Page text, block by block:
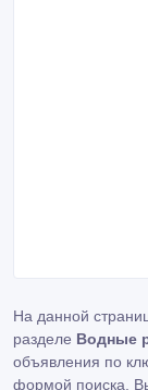
На данной
разделе Водные
объявления по
формой поиска.